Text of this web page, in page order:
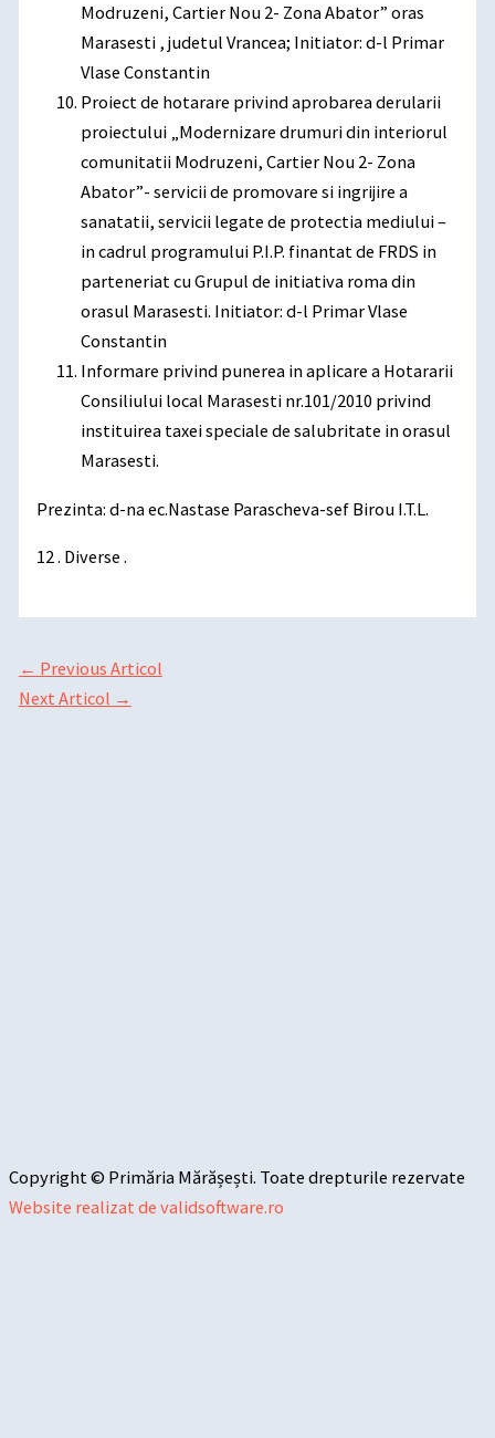
Modruzeni, Cartier Nou 2- Zona Abator” oras
Marasesti , judetul Vrancea; Initiator: d-l Primar
Vlase Constantin
Proiect de hotarare privind aprobarea derularii
proiectului „Modernizare drumuri din interiorul
comunitatii Modruzeni, Cartier Nou 2- Zona
Abator”- servicii de promovare si ingrijire a
sanatatii, servicii legate de protectia mediului –
in cadrul programului P.I.P. finantat de FRDS in
parteneriat cu Grupul de initiativa roma din
orasul Marasesti. Initiator: d-l Primar Vlase
Constantin
Informare privind punerea in aplicare a Hotararii
Consiliului local Marasesti nr.101/2010 privind
instituirea taxei speciale de salubritate in orasul
Marasesti.
Prezinta: d-na ec.Nastase Parascheva-sef Birou I.T.L.
12 . Diverse .
← Previous Articol
Next Articol →
Copyright © Primăria Mărășești. Toate drepturile rezervate
Website realizat de validsoftware.ro